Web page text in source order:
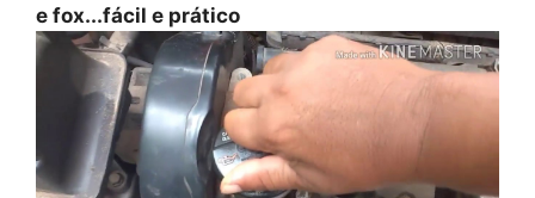
e fox...fácil e prático